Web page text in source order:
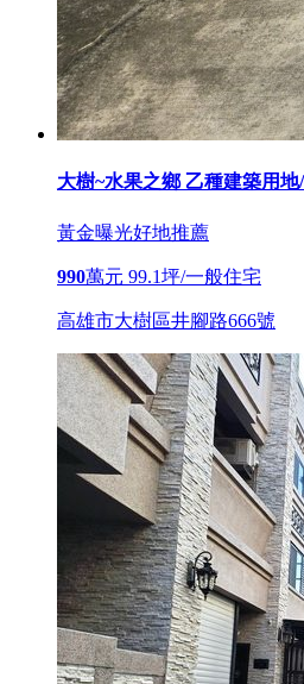
大樹~水果之鄉 乙種建築用地
黃金曝光好地推薦
990萬元 99.1坪/一般住宅
高雄市大樹區井腳路666號